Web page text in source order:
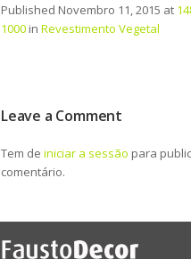
Published Novembro 11, 2015 at
1000 in Revestimento Vegetal
Leave a Comment
Tem de iniciar a sessão para
comentário.